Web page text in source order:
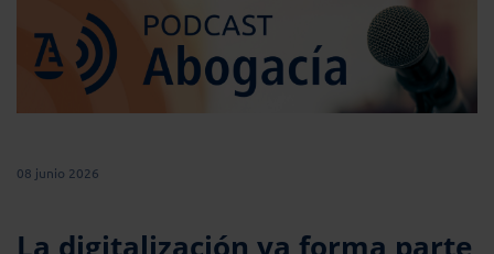
08 junio 2026
La digitalización ya forma parte